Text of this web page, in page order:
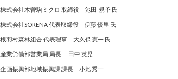
株式会社木曽駒ミクロ 取締役 池田 規予 氏
株式会社SORENA 代表取締役 伊藤 優里 氏
根羽村森林組合 代表理事 大久保 憲一 氏
産業労働部営業局 局長 田中 英児
企画振興部地域振興課 課長 小池 秀一